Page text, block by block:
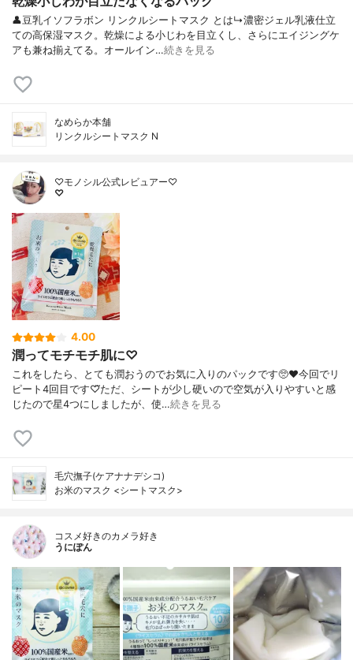
👤豆乳イソフラボン リンクルシートマスク とは↳濃密ジェル乳液仕立
ての高保湿マスク。乾燥による小じわを目立くし、さらにエイジングケ
アも兼ね揃えてる。オールイン…続きを見る
なめらか本舗
リンクルシートマスク N
♡モノシル公式レビュアー♡
♡
4.00
潤ってモチモチ肌に♡
これをしたら、とても潤おうのでお気に入りのパックです🥺❤今回でリ
ピート4回目です♡⃛ただ、シートが少し硬いので空気が入りやすいと感
じたので星4つにしましたが、使…続きを見る
毛穴撫子(ケアナナデシコ)
お米のマスク <シートマスク>
コスメ好きのカメラ好き
うにぽん